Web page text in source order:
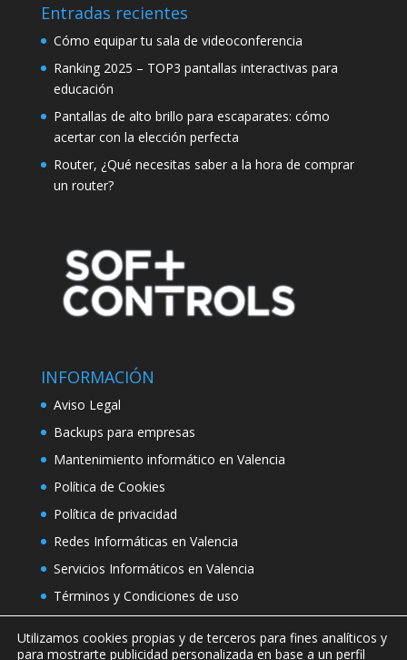
Entradas recientes
Cómo equipar tu sala de videoconferencia
Ranking 2025 – TOP3 pantallas interactivas para
educación
Pantallas de alto brillo para escaparates: cómo
acertar con la elección perfecta
Router, ¿Qué necesitas saber a la hora de comprar
un router?
INFORMACIÓN
Aviso Legal
Backups para empresas
Mantenimiento informático en Valencia
Política de Cookies
Política de privacidad
Redes Informáticas en Valencia
Servicios Informáticos en Valencia
Términos y Condiciones de uso
Utilizamos cookies propias y de terceros para fines analíticos y
para mostrarte publicidad personalizada en base a un perfil